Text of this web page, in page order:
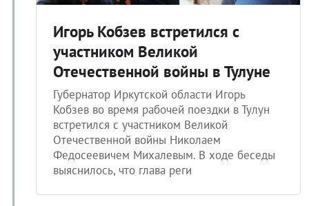
Игорь Кобзев встретился с
участником Великой
Отечественной войны в Тулуне
Губернатор Иркутской области Игорь
Кобзев во время рабочей поездки в Тулун
встретился с участником Великой
Отечественной войны Николаем
Федосеевичем Михалевым. В ходе беседы
выяснилось, что глава реги